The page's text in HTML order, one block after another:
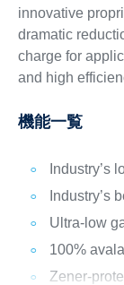
innovative
dramatic
charge for
and high
機能一覧
Industry’s
Industry’s
Ultra-low
100%
Zener-